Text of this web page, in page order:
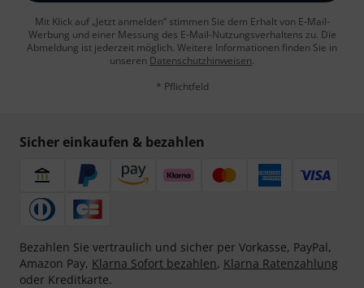
Mit Klick auf „Jetzt anmelden“ stimmen Sie dem Erhalt von E-Mail-
Werbung und einer Messung des E-Mail-Nutzungsverhaltens zu. Die
Abmeldung ist jederzeit möglich. Weitere Informationen finden Sie in
unseren Datenschutzhinweisen.
* Pflichtfeld
Sicher einkaufen & bezahlen
Bezahlen Sie vertraulich und sicher per Vorkasse, PayPal,
Amazon Pay, Klarna Sofort bezahlen, Klarna Ratenzahlung
oder Kreditkarte.